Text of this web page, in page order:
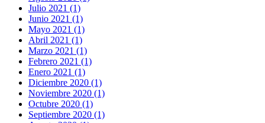
Julio 2021 (1)
Junio 2021 (1)
Mayo 2021 (1)
Abril 2021 (1)
Marzo 2021 (1)
Febrero 2021 (1)
Enero 2021 (1)
Diciembre 2020 (1)
Noviembre 2020 (1)
Octubre 2020 (1)
Septiembre 2020 (1)